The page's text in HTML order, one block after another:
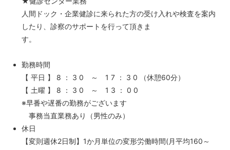
人間ドック・企業健診に来られた方の受け入れや検査を案内
したり、診察のサポートを行って頂きま
す。
勤務時間
【 平日 】 8 ： 3 0 ～ 1 7 ： 3 0 （休憩60分）
【 土曜 】 8 ： 3 0 ～ 1 3 ： 0 0
※早番や遅番の勤務がございます
事務当直業務あり（男性のみ）
休日
【変則週休2日制】1か月単位の変形労働時間(月平均160～